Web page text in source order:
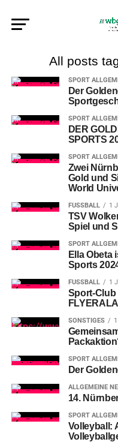
All posts
SPORT
Der
SPORT
DER
SPORTS
SPORT
Zwei
Gold und
World
FUSSBALL 1
TSV
Spiel und
SPORT
Ella Obeta
Sports
FUSSBALL 1
Sport-
SONSTIGES
SPORT
Der
ALLGEMEINE
14.
SPORT
Volleyball: